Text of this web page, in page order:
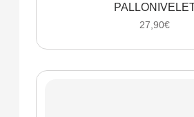
27,90€